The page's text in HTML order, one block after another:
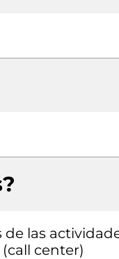
las
center)